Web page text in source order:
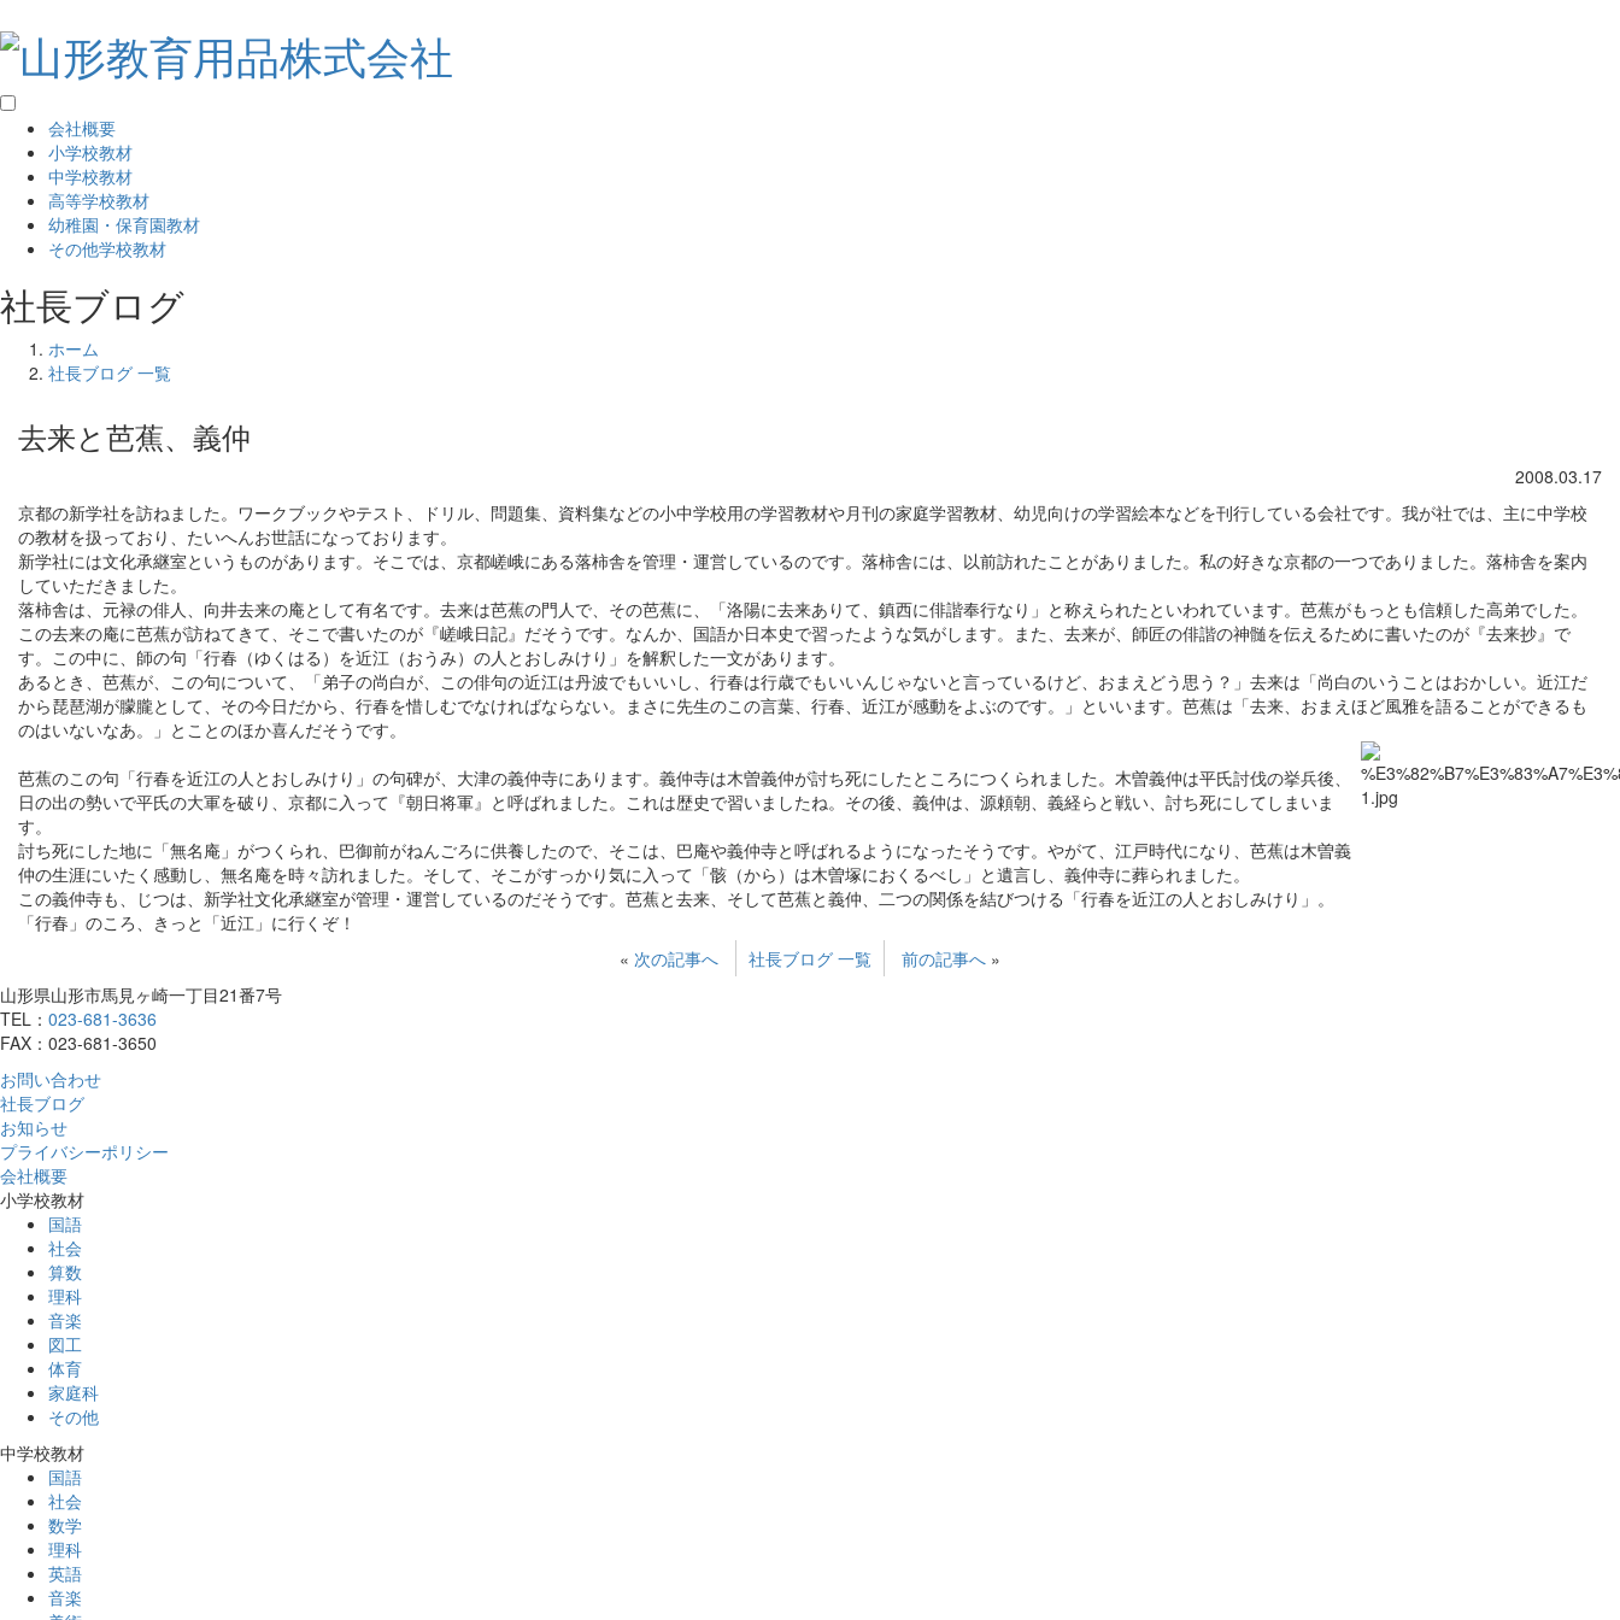
会社概要
小学校教材
中学校教材
高等学校教材
幼稚園・保育園教材
その他学校教材
社長ブログ
ホーム
社長ブログ 一覧
去来と芭蕉、義仲
2008.03.17
京都の新学社を訪ねました。ワークブックやテスト、ドリル、問題集、資料集などの小中学校用の学習教材や月刊の家庭学習教材、幼児向けの学習絵本などを刊行している会社です。我が社では、主に中学校
の教材を扱っており、たいへんお世話になっております。
新学社には文化承継室というものがあります。そこでは、京都嵯峨にある落柿舎を管理・運営しているのです。落柿舎には、以前訪れたことがありました。私の好きな京都の一つでありました。落柿舎を案内
していただきました。
落柿舎は、元禄の俳人、向井去来の庵として有名です。去来は芭蕉の門人で、その芭蕉に、「洛陽に去来ありて、鎮西に俳諧奉行なり」と称えられたといわれています。芭蕉がもっとも信頼した高弟でした。
この去来の庵に芭蕉が訪ねてきて、そこで書いたのが『嵯峨日記』だそうです。なんか、国語か日本史で習ったような気がします。また、去来が、師匠の俳諧の神髄を伝えるために書いたのが『去来抄』で
す。この中に、師の句「行春（ゆくはる）を近江（おうみ）の人とおしみけり」を解釈した一文があります。
あるとき、芭蕉が、この句について、「弟子の尚白が、この俳句の近江は丹波でもいいし、行春は行歳でもいいんじゃないと言っているけど、おまえどう思う？」去来は「尚白のいうことはおかしい。近江だ
から琵琶湖が朦朧として、その今日だから、行春を惜しむでなければならない。まさに先生のこの言葉、行春、近江が感動をよぶのです。」といいます。芭蕉は「去来、おまえほど風雅を語ることができるも
のはいないなあ。」とことのほか喜んだそうです。
芭蕉のこの句「行春を近江の人とおしみけり」の句碑が、大津の義仲寺にあります。義仲寺は木曽義仲が討ち死にしたところにつくられました。木曽義仲は平氏討伐の挙兵後、
日の出の勢いで平氏の大軍を破り、京都に入って『朝日将軍』と呼ばれました。これは歴史で習いましたね。その後、義仲は、源頼朝、義経らと戦い、討ち死にしてしまいま
す。
討ち死にした地に「無名庵」がつくられ、巴御前がねんごろに供養したので、そこは、巴庵や義仲寺と呼ばれるようになったそうです。やがて、江戸時代になり、芭蕉は木曽義
仲の生涯にいたく感動し、無名庵を時々訪れました。そして、そこがすっかり気に入って「骸（から）は木曽塚におくるべし」と遺言し、義仲寺に葬られました。
この義仲寺も、じつは、新学社文化承継室が管理・運営しているのだそうです。芭蕉と去来、そして芭蕉と義仲、二つの関係を結びつける「行春を近江の人とおしみけり」。
「行春」のころ、きっと「近江」に行くぞ！
« 次の記事へ 社長ブログ 一覧 前の記事へ »
山形県山形市馬見ヶ崎一丁目21番7号
TEL： 023-681-3636
FAX：023-681-3650
お問い合わせ
社長ブログ
お知らせ
プライバシーポリシー
会社概要
小学校教材
国語
社会
算数
理科
音楽
図工
体育
家庭科
その他
中学校教材
国語
社会
数学
理科
英語
音楽